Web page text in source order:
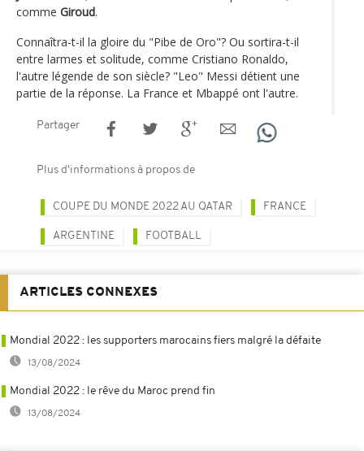
comme Giroud.
Connaîtra-t-il la gloire du "Pibe de Oro"? Ou sortira-t-il
entre larmes et solitude, comme Cristiano Ronaldo,
l'autre légende de son siècle? "Leo" Messi détient une
partie de la réponse. La France et Mbappé ont l'autre.
Partager
Plus d'informations à propos de
COUPE DU MONDE 2022 AU QATAR FRANCE
ARGENTINE FOOTBALL
ARTICLES CONNEXES
Mondial 2022 : les supporters marocains fiers malgré la défaite
13/08/2024
Mondial 2022 : le rêve du Maroc prend fin
13/08/2024